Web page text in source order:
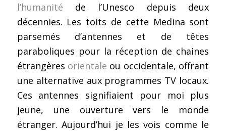
l’humanité de l’Unesco depuis deux
décennies. Les toits de cette Medina sont
parsemés d’antennes et de têtes
paraboliques pour la réception de chaines
étrangères orientale ou occidentale, offrant
une alternative aux programmes TV locaux.
Ces antennes signifiaient pour moi plus
jeune, une ouverture vers le monde
étranger. Aujourd’hui je les vois comme le